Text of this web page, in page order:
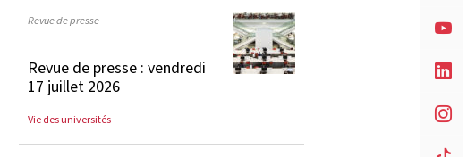
Revue de presse
Revue de presse : vendredi
17 juillet 2026
Vie des universités